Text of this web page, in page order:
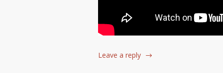
Leave a reply